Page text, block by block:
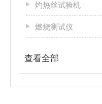
灼热丝试验机
燃烧测试仪
查看全部